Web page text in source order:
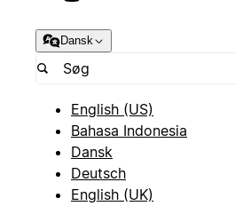
Dansk
English (US)
Bahasa Indonesia
Dansk
Deutsch
English (UK)